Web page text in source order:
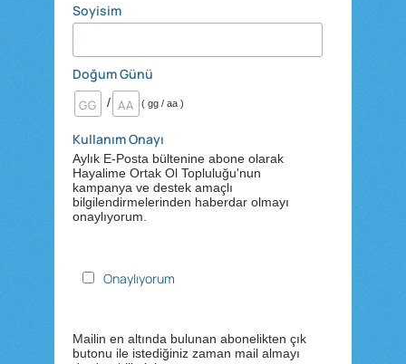
Soyisim
Doğum Günü
/ ( gg / aa )
Kullanım Onayı
Aylık E-Posta bültenine abone olarak
Hayalime Ortak Ol Topluluğu'nun
kampanya ve destek amaçlı
bilgilendirmelerinden haberdar olmayı
onaylıyorum.
Onaylıyorum
Mailin en altında bulunan abonelikten çık
butonu ile istediğiniz zaman mail almayı